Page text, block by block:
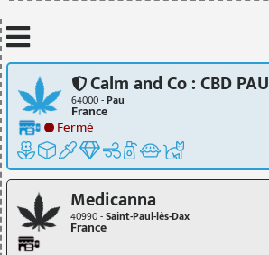
Calm and Co : CBD PAU
64000 -Pau
France
Fermé
Medicanna
40990 -Saint-Paul-lès-Dax
France